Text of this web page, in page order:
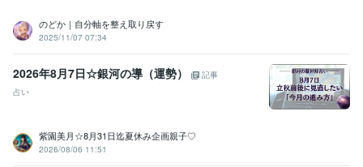
のどか｜自分軸を整え取り戻す
2025/11/07 07:34
2026年8月7日☆銀河の導（運勢）
記事
占い
紫園美月☆8月31日迄夏休み企画親子♡
2026/08/06 11:51